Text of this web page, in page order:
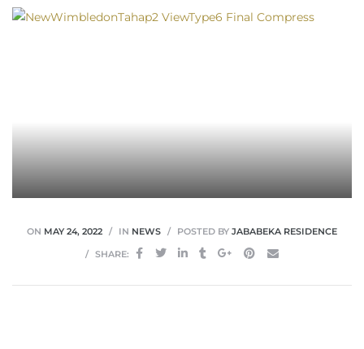
ON MAY 24, 2022 IN NEWS POSTED BY JABABEKA RESIDENCE
SHARE: